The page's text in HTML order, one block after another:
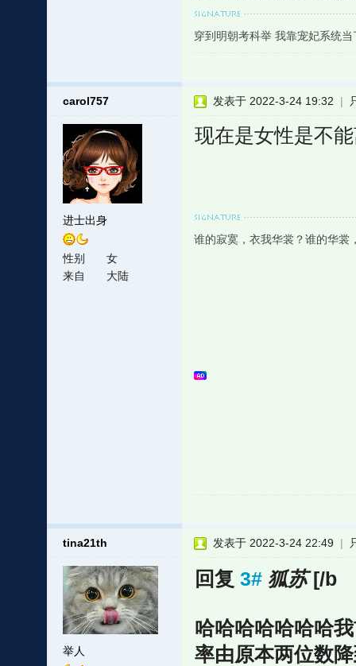
穿到明朝考科举 我靠宠妃系统
carol757
进士出身
性别
女
来自
大陆
发表于 2022-3-24 19:32 |
现在是女性是不
谁的寂寞，衣我华裳？谁的华裳
tina21th
举人
发表于 2022-3-24 22:49 |
回复 3# 狐苏[/b
哈哈哈哈哈哈哈
率由原本两位数